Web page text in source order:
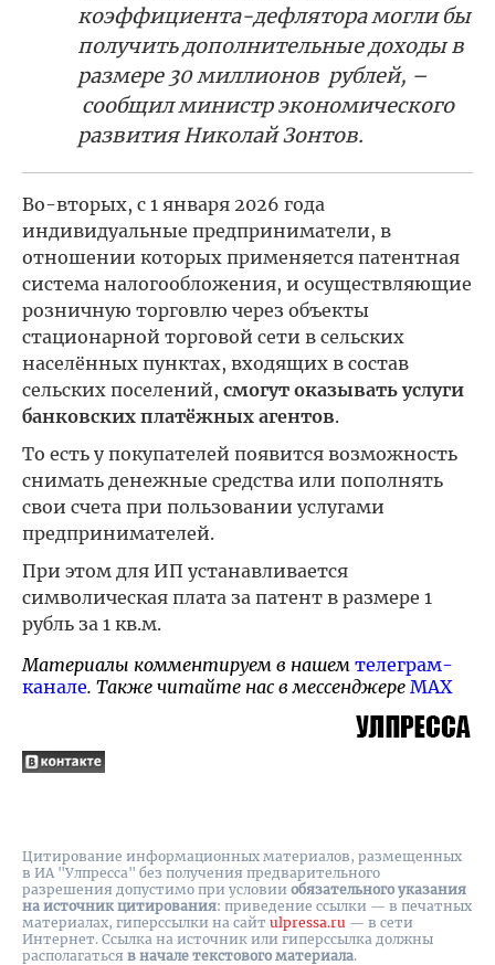
коэффициента-дефлятора могли бы
получить дополнительные доходы в
размере 30 миллионов рублей, –
сообщил министр экономического
развития Николай Зонтов.
Во-вторых, с 1 января 2026 года
индивидуальные предприниматели, в
отношении которых применяется патентная
система налогообложения, и осуществляющие
розничную торговлю через объекты
стационарной торговой сети в сельских
населённых пунктах, входящих в состав
сельских поселений, смогут оказывать услуги
банковских платёжных агентов.
То есть у покупателей появится возможность
снимать денежные средства или пополнять
свои счета при пользовании услугами
предпринимателей.
При этом для ИП устанавливается
символическая плата за патент в размере 1
рубль за 1 кв.м.
Материалы комментируем в нашем телеграм-
канале. Также читайте нас в мессенджере MAX
Цитирование информационных материалов, размещенных
в ИА "Улпресса" без получения предварительного
разрешения допустимо при условии обязательного указания
на источник цитирования: приведение ссылки — в печатных
материалах, гиперссылки на cайт ulpressa.ru — в сети
Интернет. Ссылка на источник или гиперссылка должны
располагаться в начале текстового материала.